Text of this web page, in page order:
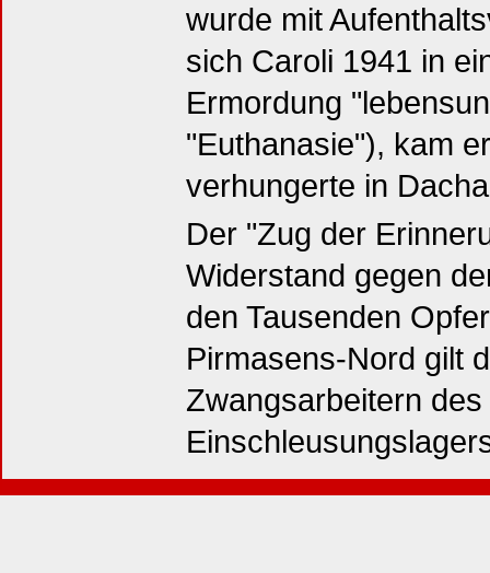
wurde mit
sich Caroli 1941 in
Ermordung
"Euthanasie"), kam
verhungerte in
Der "Zug der
Widerstand gegen
den Tausenden
Pirmasens-Nord gilt
Zwangsarbeitern